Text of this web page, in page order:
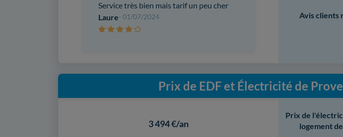
Service très bien mais tarif un peu cher
Laure- 01/07/2024 Avis clients
Prix de EDF et Électricité de
3 494 €/an
Prix de
logement de